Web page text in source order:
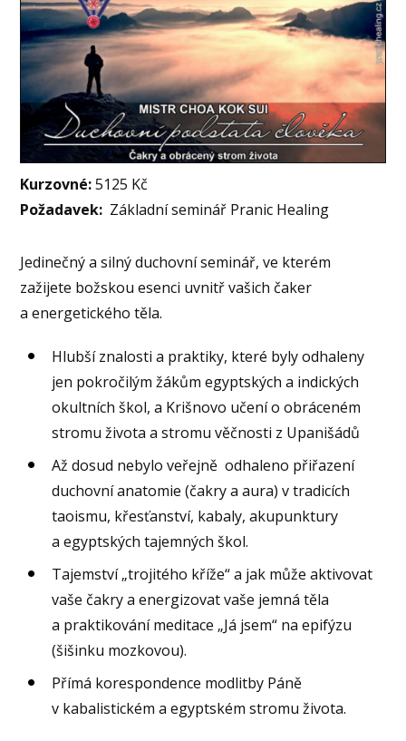
Kurzovné:5125 Kč
Požadavek: Základní seminář Pranic Healing
Jedinečný a silný duchovní seminář, ve kterém
zažijete božskou esenci uvnitř vašich čaker
a energetického těla.
Hlubší znalosti a praktiky, které byly odhaleny
jen pokročilým žákům egyptských a indických
okultních škol, a Krišnovo učení o obráceném
stromu života a stromu věčnosti z Upanišádů
Až dosud nebylo veřejně odhaleno přiřazení
duchovní anatomie (čakry a aura) v tradicích
taoismu, křesťanství, kabaly, akupunktury
a egyptských tajemných škol.
Tajemství „trojitého kříže“ a jak může aktivovat
vaše čakry a energizovat vaše jemná těla
a praktikování meditace „Já jsem“ na epifýzu
(šišinku mozkovou).
Přímá korespondence modlitby Páně
v kabalistickém a egyptském stromu života.